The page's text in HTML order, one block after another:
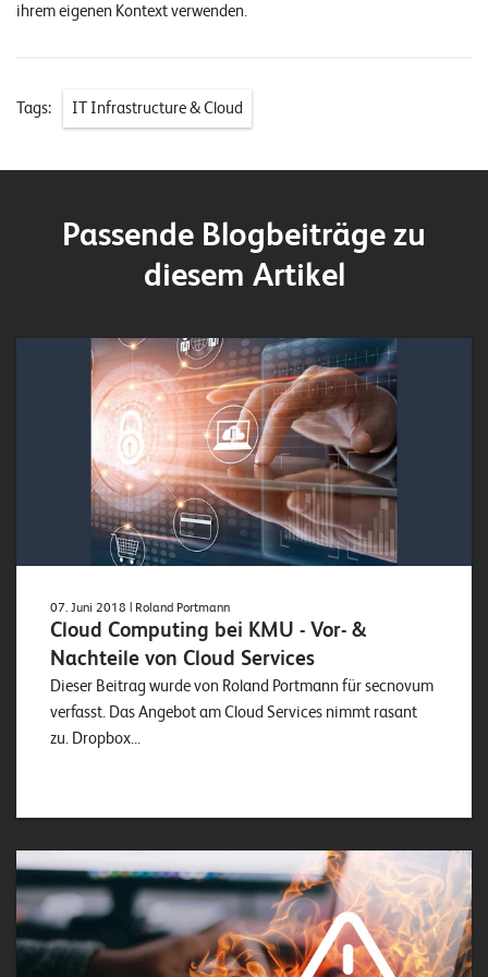
ihrem eigenen Kontext verwenden.
Tags: IT Infrastructure & Cloud
Passende Blogbeiträge zu
diesem Artikel
07. Juni 2018 | Roland Portmann
Cloud Computing bei KMU - Vor- &
Nachteile von Cloud Services
Dieser Beitrag wurde von Roland Portmann für secnovum
verfasst. Das Angebot am Cloud Services nimmt rasant
zu. Dropbox...